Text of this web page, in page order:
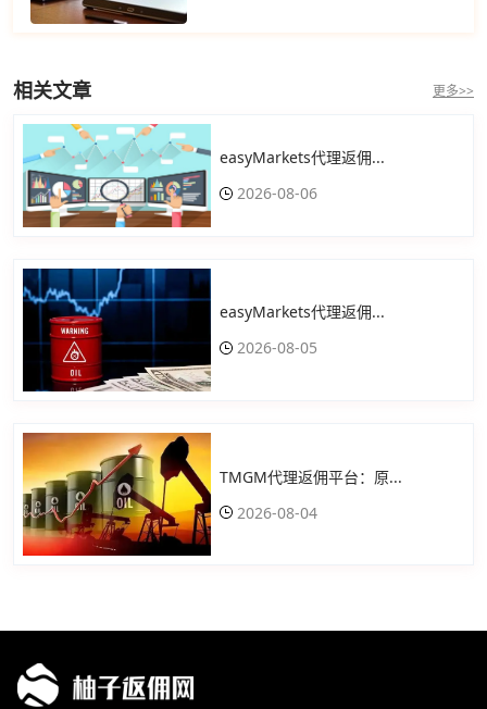
相关文章 更多>>
easyMarkets代理返佣...
2026-08-06
easyMarkets代理返佣...
2026-08-05
TMGM代理返佣平台：原...
2026-08-04